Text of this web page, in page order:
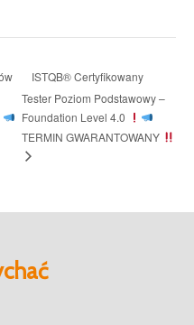
ISTQB® Certyfikowany
Tester Poziom Podstawowy –
Foundation Level 4.0
TERMIN GWARANTOWANY